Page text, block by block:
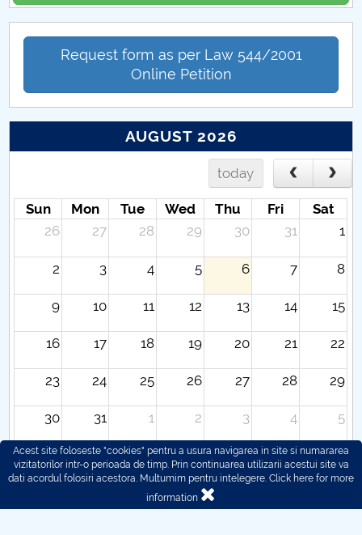
Request form as per Law 544/2001
Online Petition
AUGUST 2026
today
Sun Mon Tue Wed Thu Fri
Sat
26
27 28 29 30 31 1
2 3 4 5 6 7 8
9 10 11 12 13 14 15
16 17 18 19 20 21 22
23 24 25 26 27 28 29
30 31 1 2 3 4 5
Acest site foloseste "cookies" pentru a usura navigarea in site si numararea
vizitatorilor intr-o perioada de timp. Prin continuarea utilizarii acestui site va
dati acordul folosiri acestora. Multumim pentru intelegere. Click here for more
information